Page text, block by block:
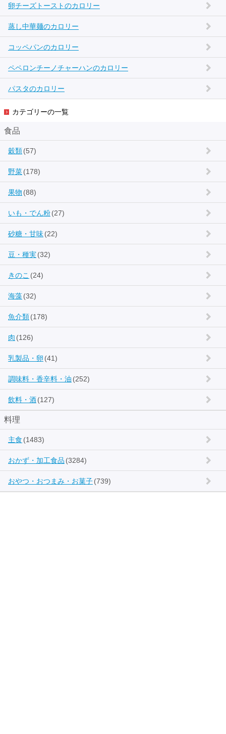
卵チーズトーストのカロリー
蒸し中華麺のカロリー
コッペパンのカロリー
ペペロンチーノチャーハンのカロリー
パスタのカロリー
カテゴリーの一覧
食品
穀類(57)
野菜(178)
果物 (88)
いも・でん粉(27)
砂糖・甘味(22)
豆・種実(32)
きのこ (24)
海藻(32)
魚介類(178)
肉 (126)
乳製品・卵 (41)
調味料・香辛料・油 (252)
飲料・酒(127)
料理
主食 (1483)
おかず・加工食品 (3284)
おやつ・おつまみ・お菓子(739)